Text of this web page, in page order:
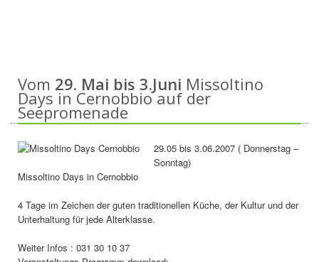
Vom 29. Mai bis 3.Juni Missoltino
Days in Cernobbio auf der
Seepromenade
29.05 bis 3.06.2007 ( Donnerstag –
Sonntag)
Missoltino Days in Cernobbio
4 Tage im Zeichen der guten traditionellen Küche, der Kultur und der
Unterhaltung für jede Alterklasse.
Weiter Infos : 031 30 10 37